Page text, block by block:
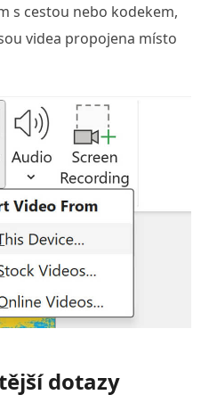
s cestou nebo kodekem,
videa propojena místo
dotazy